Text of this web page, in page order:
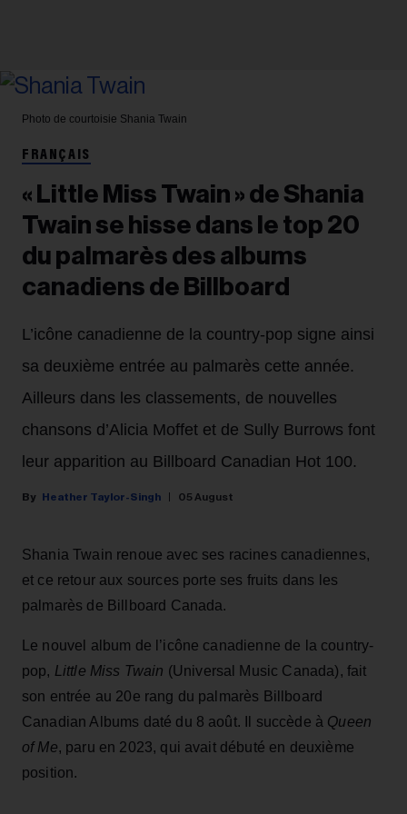
Photo de courtoisie Shania Twain
FRANÇAIS
« Little Miss Twain » de Shania
Twain se hisse dans le top 20
du palmarès des albums
canadiens de Billboard
L’icône canadienne de la country-pop signe ainsi
sa deuxième entrée au palmarès cette année.
Ailleurs dans les classements, de nouvelles
chansons d’Alicia Moffet et de Sully Burrows font
leur apparition au Billboard Canadian Hot 100.
Heather Taylor-Singh 05 August
Shania Twain renoue avec ses racines canadiennes,
et ce retour aux sources porte ses fruits dans les
palmarès de Billboard Canada.
Le nouvel album de l’icône canadienne de la country-
pop, Little Miss Twain (Universal Music Canada), fait
son entrée au 20e rang du palmarès Billboard
Canadian Albums daté du 8 août. Il succède à Queen
of Me, paru en 2023, qui avait débuté en deuxième
position.